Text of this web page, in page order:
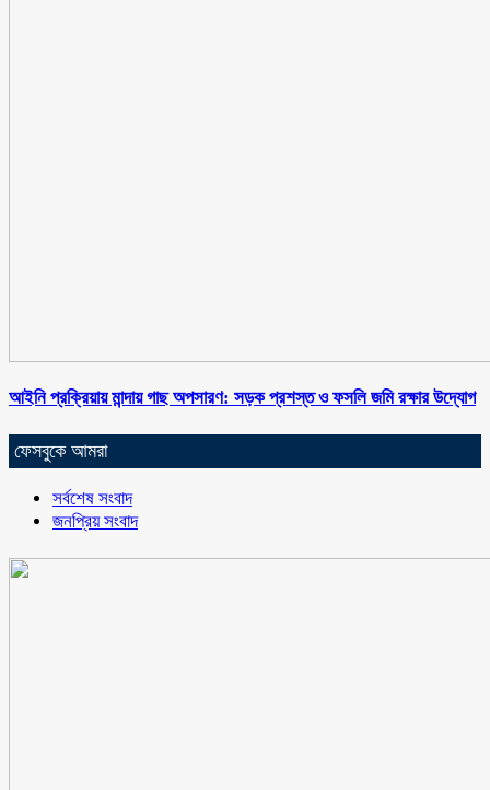
আইনি প্রক্রিয়ায় মান্দায় গাছ অপসারণ: সড়ক প্রশস্ত ও ফসলি জমি রক্ষার উদ্যোগ
ফেসবুকে আমরা
সর্বশেষ সংবাদ
জনপ্রিয় সংবাদ